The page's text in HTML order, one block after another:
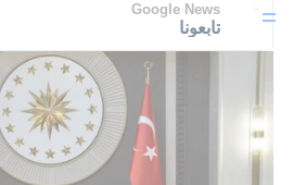
Google News
تابعونا